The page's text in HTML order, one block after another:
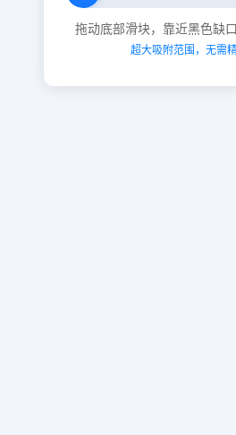
拖动底部滑块，靠近黑色缺
超大吸附范围，无需